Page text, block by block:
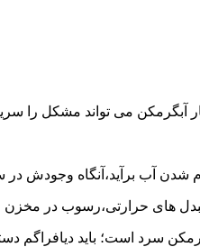
آبگرمکن می تواند مشکل را
شدن آب برآید،آنگاه وجودش در
های حرارتی،رسوب در مخزن
سرد است؛ باید دیافراگم